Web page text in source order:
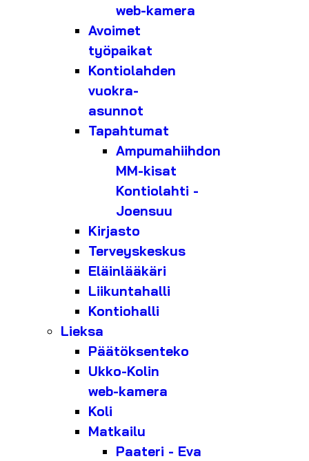
web-kamera
Avoimet
työpaikat
Kontiolahden
vuokra-
asunnot
Tapahtumat
Ampumahiihdon
MM-kisat
Kontiolahti -
Joensuu
Kirjasto
Terveyskeskus
Eläinlääkäri
Liikuntahalli
Kontiohalli
Lieksa
Päätöksenteko
Ukko-Kolin
web-kamera
Koli
Matkailu
Paateri - Eva